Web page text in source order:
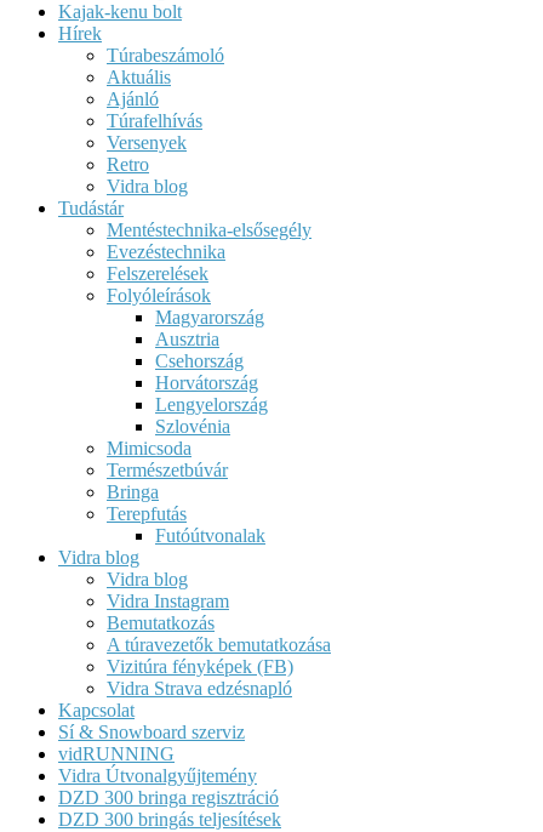
Kajak-kenu bolt
Hírek
Túrabeszámoló
Aktuális
Ajánló
Túrafelhívás
Versenyek
Retro
Vidra blog
Tudástár
Mentéstechnika-elsősegély
Evezéstechnika
Felszerelések
Folyóleírások
Magyarország
Ausztria
Csehország
Horvátország
Lengyelország
Szlovénia
Mimicsoda
Természetbúvár
Bringa
Terepfutás
Futóútvonalak
Vidra blog
Vidra blog
Vidra Instagram
Bemutatkozás
A túravezetők bemutatkozása
Vizitúra fényképek (FB)
Vidra Strava edzésnapló
Kapcsolat
Sí & Snowboard szerviz
vidRUNNING
Vidra Útvonalgyűjtemény
DZD 300 bringa regisztráció
DZD 300 bringás teljesítések